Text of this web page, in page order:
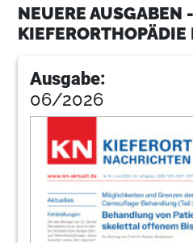
NEUERE AUSGABEN
Ausgabe:
06/2026